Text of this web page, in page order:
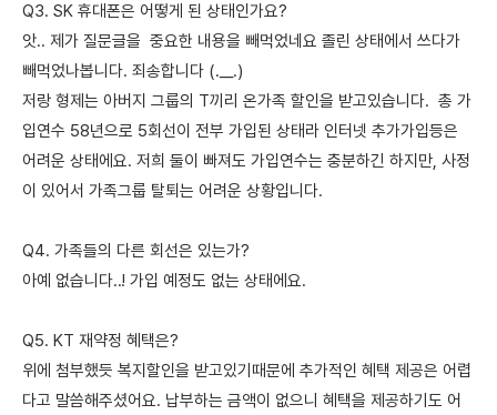
Q3. SK 휴대폰은 어떻게 된 상태인가요?
앗.. 제가 질문글을 중요한 내용을 빼먹었네요 졸린 상태에서 쓰다가
빼먹었나봅니다. 죄송합니다 (.__.)
저랑 형제는 아버지 그룹의 T끼리 온가족 할인을 받고있습니다. 총 가
입연수 58년으로 5회선이 전부 가입된 상태라 인터넷 추가가입등은
어려운 상태에요. 저희 둘이 빠져도 가입연수는 충분하긴 하지만, 사정
이 있어서 가족그룹 탈퇴는 어려운 상황입니다.
Q4. 가족들의 다른 회선은 있는가?
아예 없습니다..! 가입 예정도 없는 상태에요.
Q5. KT 재약정 혜택은?
위에 첨부했듯 복지할인을 받고있기때문에 추가적인 혜택 제공은 어렵
다고 말씀해주셨어요. 납부하는 금액이 없으니 혜택을 제공하기도 어